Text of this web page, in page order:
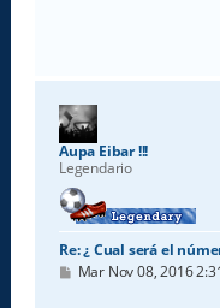
Aupa Eibar !!!
Legendario
Re: ¿ Cual será el
M
Mar Nov 08, 2016